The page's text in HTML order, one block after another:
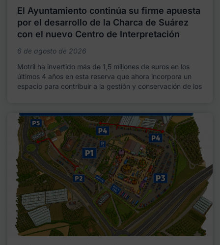
El Ayuntamiento continúa su firme apuesta
por el desarrollo de la Charca de Suárez
con el nuevo Centro de Interpretación
6 de agosto de 2026
Motril ha invertido más de 1,5 millones de euros en los
últimos 4 años en esta reserva que ahora incorpora un
espacio para contribuir a la gestión y conservación de los